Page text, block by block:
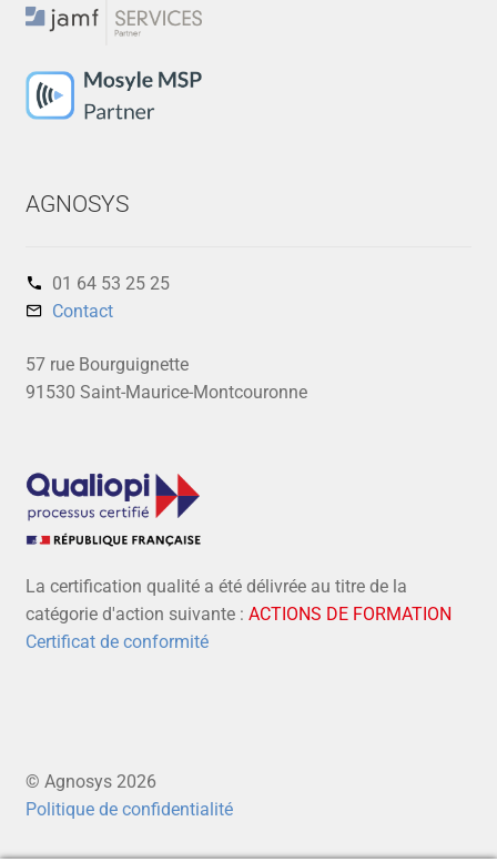
AGNOSYS
01 64 53 25 25‬
Contact
57 rue Bourguignette
91530 Saint-Maurice-Montcouronne
La certification qualité a été délivrée au titre de la
catégorie d'action suivante : ACTIONS DE FORMATION
Certificat de conformité
© Agnosys 2026
Politique de confidentialité